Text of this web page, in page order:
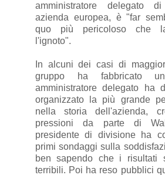
amministratore delegato
azienda europea, è "far
quo più pericoloso che
l'ignoto".
In alcuni dei casi di
gruppo ha fabbricato
amministratore delegato ha
organizzato la più grande
nella storia dell'azienda,
pressioni da parte di
presidente di divisione ha
primi sondaggi sulla
ben sapendo che i risultati
terribili. Poi ha reso pubblici